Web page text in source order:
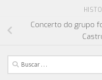
Concerto do grupo
Buscar: